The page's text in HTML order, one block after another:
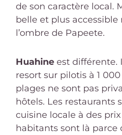
de son caractère local.
belle et plus accessible
l’ombre de Papeete.
Huahine est différente.
resort sur pilotis à 1
plages ne sont pas
hôtels. Les restaurants
cuisine locale à des
habitants sont là parce